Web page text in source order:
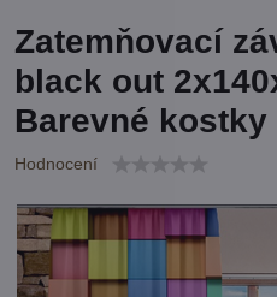
Zatemňovací
black out
Barevné kostky
Hodnocení